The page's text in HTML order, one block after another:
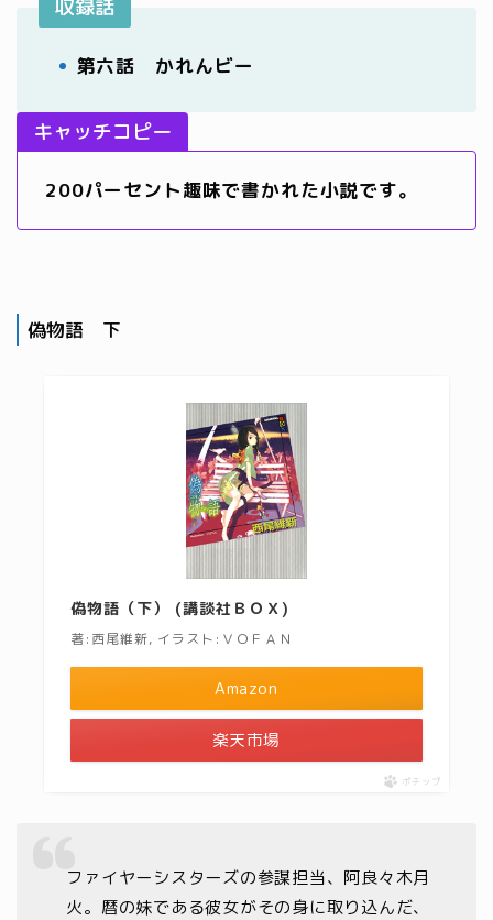
収録話
第六話 かれんビー
キャッチコピー
200パーセント趣味で書かれた小説です。
偽物語 下
偽物語（下） (講談社ＢＯＸ)
著:西尾維新, イラスト:ＶＯＦＡＮ
Amazon
楽天市場
ポチップ
ファイヤーシスターズの参謀担当、阿良々木月
火。暦の妹である彼女がその身に取り込んだ、